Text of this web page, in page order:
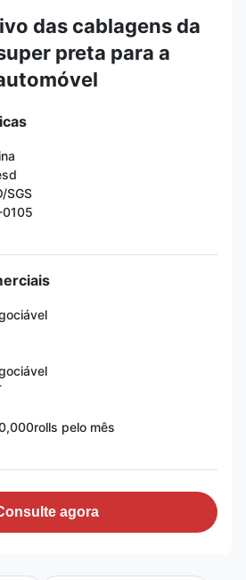
das cablagens da
preta para a
SGS
0105
pelo mês
agora